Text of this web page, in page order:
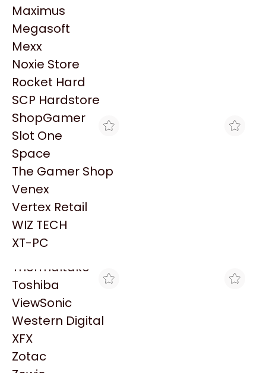
NVIDIA GeForce
NZXT
PNY
Palit
Philips
PowerColor
Razer
Redragon
Samsung
Sandisk
Sapphire
Seagate
Sentey
Solarmax
Thermaltake
Toshiba
ViewSonic
Western Digital
XFX
Zotac
Maximus
Megasoft
Mexx
Noxie Store
Rocket Hard
SCP Hardstore
ShopGamer
Slot One
Space
The Gamer Shop
Venex
Vertex Retail
WIZ TECH
XT-PC
Productos
Similares
Explorá más productos similares
NOXIE STORE
PLACA DE VIDEO
POWERCOLOR FIGHTER
RX 7600 8GB GDDR6
$580.217
MYM COMPUTACION